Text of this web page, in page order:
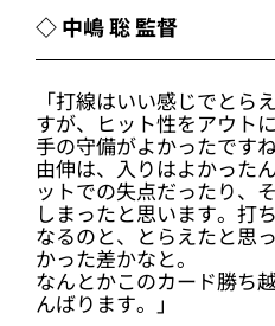
◇ 中嶋 聡 監督
「打線はいい感じでとら
すが、ヒット性をアウト
手の守備がよかったですね
由伸は、入りはよかった
ットでの失点だったり、
しまったと思います。打
なるのと、とらえたと思
かった差かなと。
なんとかこのカード勝ち
んばります。」